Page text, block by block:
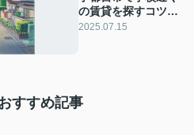
の賃貸を探すコツ
は？家族向け物件の
2025.07.15
すすめ記事